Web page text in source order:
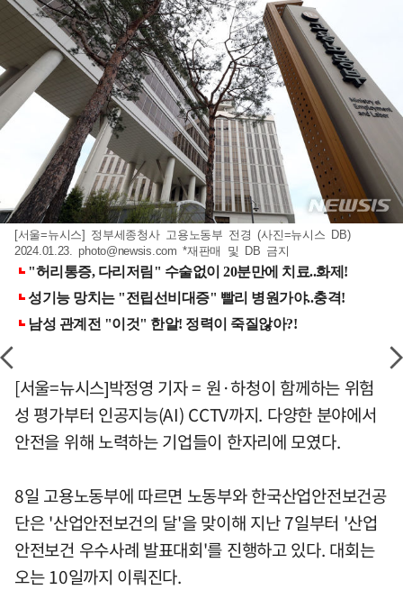
[서울=뉴시스] 정부세종청사 고용노동부 전경 (사진=뉴시스 DB)
2024.01.23.photo@newsis.com *재판매 및 DB 금지
[서울=뉴시스]박정영 기자 = 원·하청이 함께하는 위험
성 평가부터 인공지능(AI) CCTV까지. 다양한 분야에서
안전을 위해 노력하는 기업들이 한자리에 모였다.
8일 고용노동부에 따르면 노동부와 한국산업안전보건공
단은 '산업안전보건의 달'을 맞이해 지난 7일부터 '산업
안전보건 우수사례 발표대회'를 진행하고 있다. 대회는
오는 10일까지 이뤄진다.